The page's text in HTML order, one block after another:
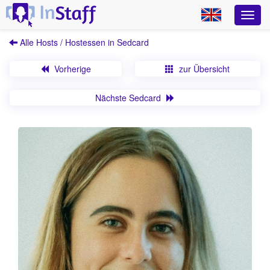
Alle Hosts / Hostessen in Sedcard
Vorherige zur Übersicht
Nächste Sedcard